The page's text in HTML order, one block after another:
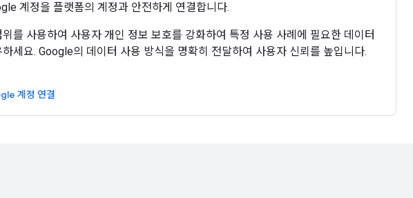
계정을 플랫폼의 계정과 안전하게 연결합니다.
위를 사용하여 사용자 개인 정보 보호를 강화하여 특정 사용 사례에 필요한 데이터
하세요. Google의 데이터 사용 방식을 명확히 전달하여 사용자 신뢰를 높입니다.
계정 연결